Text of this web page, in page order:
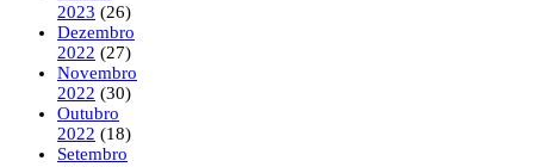
2023 (26)
Dezembro
2022 (27)
Novembro
2022 (30)
Outubro
2022 (18)
Setembro